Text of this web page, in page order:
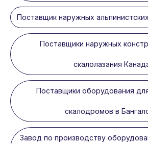
Поставщик наружных
Поставщики наружных
скалолазания
Поставщики оборудования
скалодромов в
Завод по производству